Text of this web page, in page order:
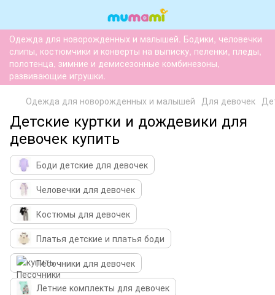
Одежда для новорожденных и малышей. Бодики, человечки
слипы, костюмчики и конверты на выписку, пеленки, пледы,
полотенца, зимние и демисезонные комбинезоны,
развивающие игрушки.
Одежда для новорожденных и малышей Для девочек
Детские куртки и дождевики для
девочек купить
Боди детские для девочек
Человечки для девочек
Костюмы для девочек
Платья детские и платья боди
Песочники для девочек
Летние комплекты для девочек